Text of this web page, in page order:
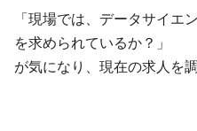
「現場では、データサイエ
を求められているか？」
が気になり、現在の求人を